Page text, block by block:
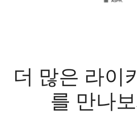
더 많은 라이
를 만나